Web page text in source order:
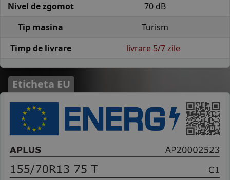
Nivel de zgomot
70 dB
Tip masina
Turism
Timp de livrare
livrare 5/7 zile
Eticheta EU